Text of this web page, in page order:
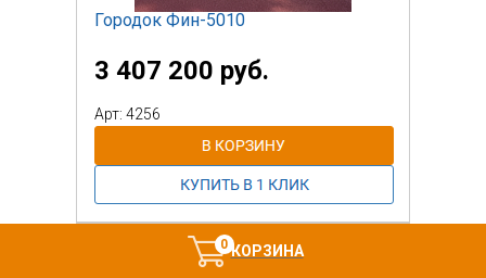
0КОРЗИНА
Городок Фин-5010
3 407 200 руб.
Арт: 4256